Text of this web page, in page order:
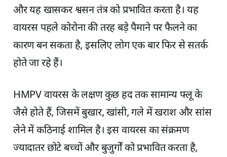
और यह खासकर श्वसन तंत्र को प्रभावित करता है। यह
वायरस पहले कोरोना की तरह बड़े पैमाने पर फैलने का
कारण बन सकता है, इसलिए लोग एक बार फिर से सतर्क
होते जा रहे हैं।
HMPV वायरस के लक्षण कुछ हद तक सामान्य फ्लू के
जैसे होते हैं, जिसमें बुखार, खांसी, गले में खराश और सांस
लेने में कठिनाई शामिल है। इस वायरस का संक्रमण
ज्यादातर छोटे बच्चों और बुजुर्गों को प्रभावित करता है,